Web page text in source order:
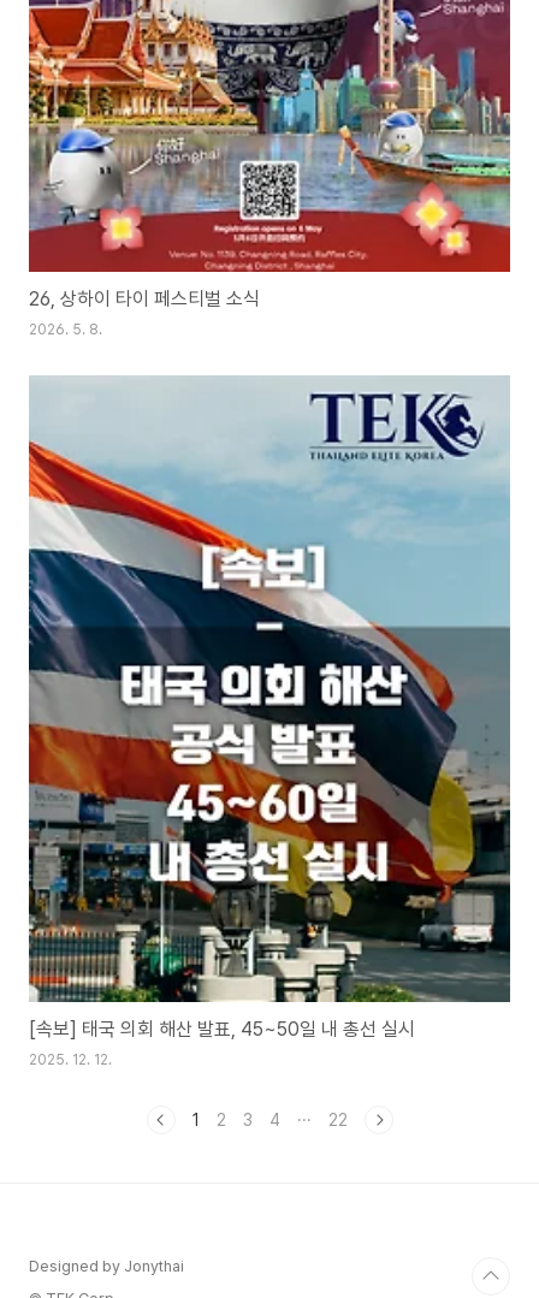
26, 상하이 타이 페스티벌 소식
2026. 5. 8.
[속보] 태국 의회 해산 발표, 45~50일 내 총선 실시
2025. 12. 12.
1 2 3 4 ··· 22
Designed by Jonythai